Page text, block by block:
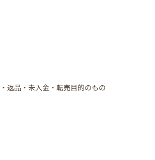
返品・未入金・転売目的のもの